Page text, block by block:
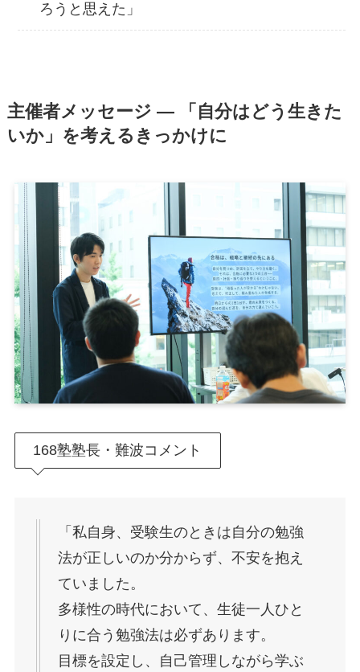
ろうと思えた」
主催者メッセージ ― 「自分はどう生きた
いか」を考えるきっかけに
168塾塾長・難波コメント
「私自身、受験生のときは自分の勉強
法が正しいのか分からず、不安を抱え
ていました。
多様性の時代において、生徒一人ひと
りに合う勉強法は必ずあります。
目標を設定し、自己管理しながら学ぶ